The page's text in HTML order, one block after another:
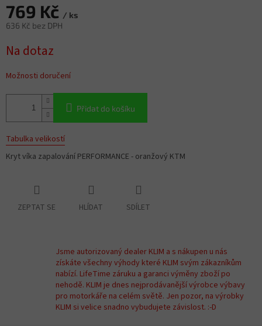
769 Kč / ks
636 Kč bez DPH
cena:
Na dotaz
Možnosti doručení
Přidat do košíku
Tabulka velikostí
Kryt víka zapalování PERFORMANCE - oranžový KTM
ZEPTAT SE HLÍDAT SDÍLET
Jsme autorizovaný dealer KLIM a s nákupen u nás
získáte všechny výhody které KLIM svým zákazníkům
nabízí. LifeTime záruku a garanci výměny zboží po
nehodě. KLIM je dnes nejprodávanější výrobce výbavy
pro motorkáře na celém světě. Jen pozor, na výrobky
KLIM si velice snadno vybudujete závislost. :-D